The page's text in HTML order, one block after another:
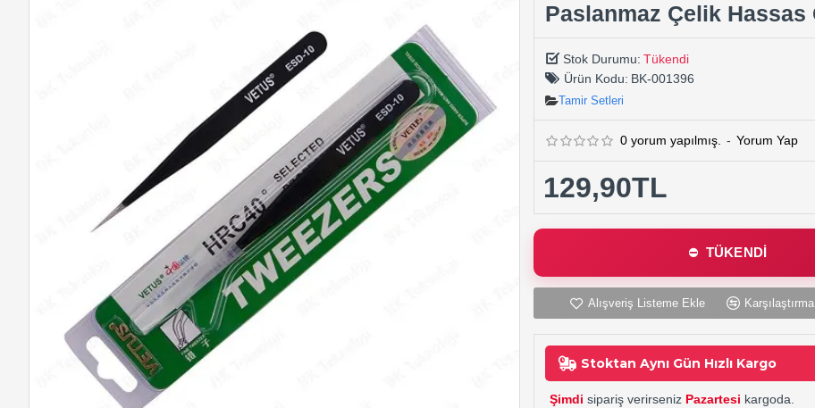
Paslanmaz Çelik Hassas
Stok Durumu: Tükendi
Ürün Kodu: BK-001396
Tamir Setleri
0 yorum yapılmış. - Yorum Yap
129,90TL
TÜKENDİ
Alışveriş Listeme Ekle
Stoktan Aynı Gün Hızlı Kargo
Şimdi sipariş verirseniz Pazartesi kargoda.